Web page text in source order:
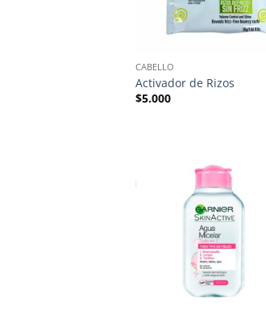
CABELLO
Activador de Rizos
$5.000